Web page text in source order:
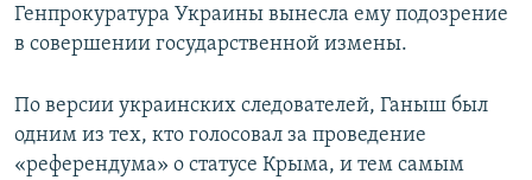
Генпрокуратура Украины вынесла ему подозрение
в совершении государственной измены.
По версии украинских следователей, Ганыш был
одним из тех, кто голосовал за проведение
«референдума» о статусе Крыма, и тем самым